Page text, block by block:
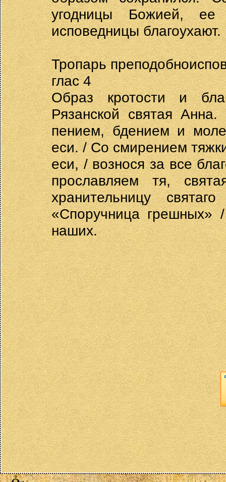
угодницы Божией,
исповедницы благоухают.
Тропарь
глас 4
Образ кротости и
Рязанской святая
пением, бдением и
еси. / Со смирением
еси, / вознося за все
прославляем тя,
хранительницу
«Споручница грешных»
наших.